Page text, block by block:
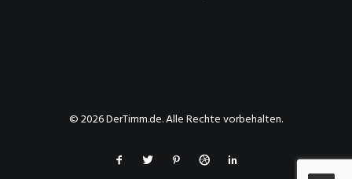
© 2026 DerTimm.de. Alle Rechte vorbehalten.